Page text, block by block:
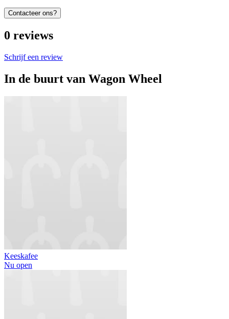
Contacteer ons?
0 reviews
Schrijf een review
In de buurt van Wagon Wheel
Keeskafee
Nu open